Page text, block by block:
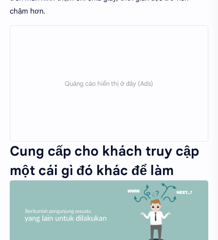
chậm hơn.
Cung cấp cho khách truy cập
một cái gì đó khác để làm